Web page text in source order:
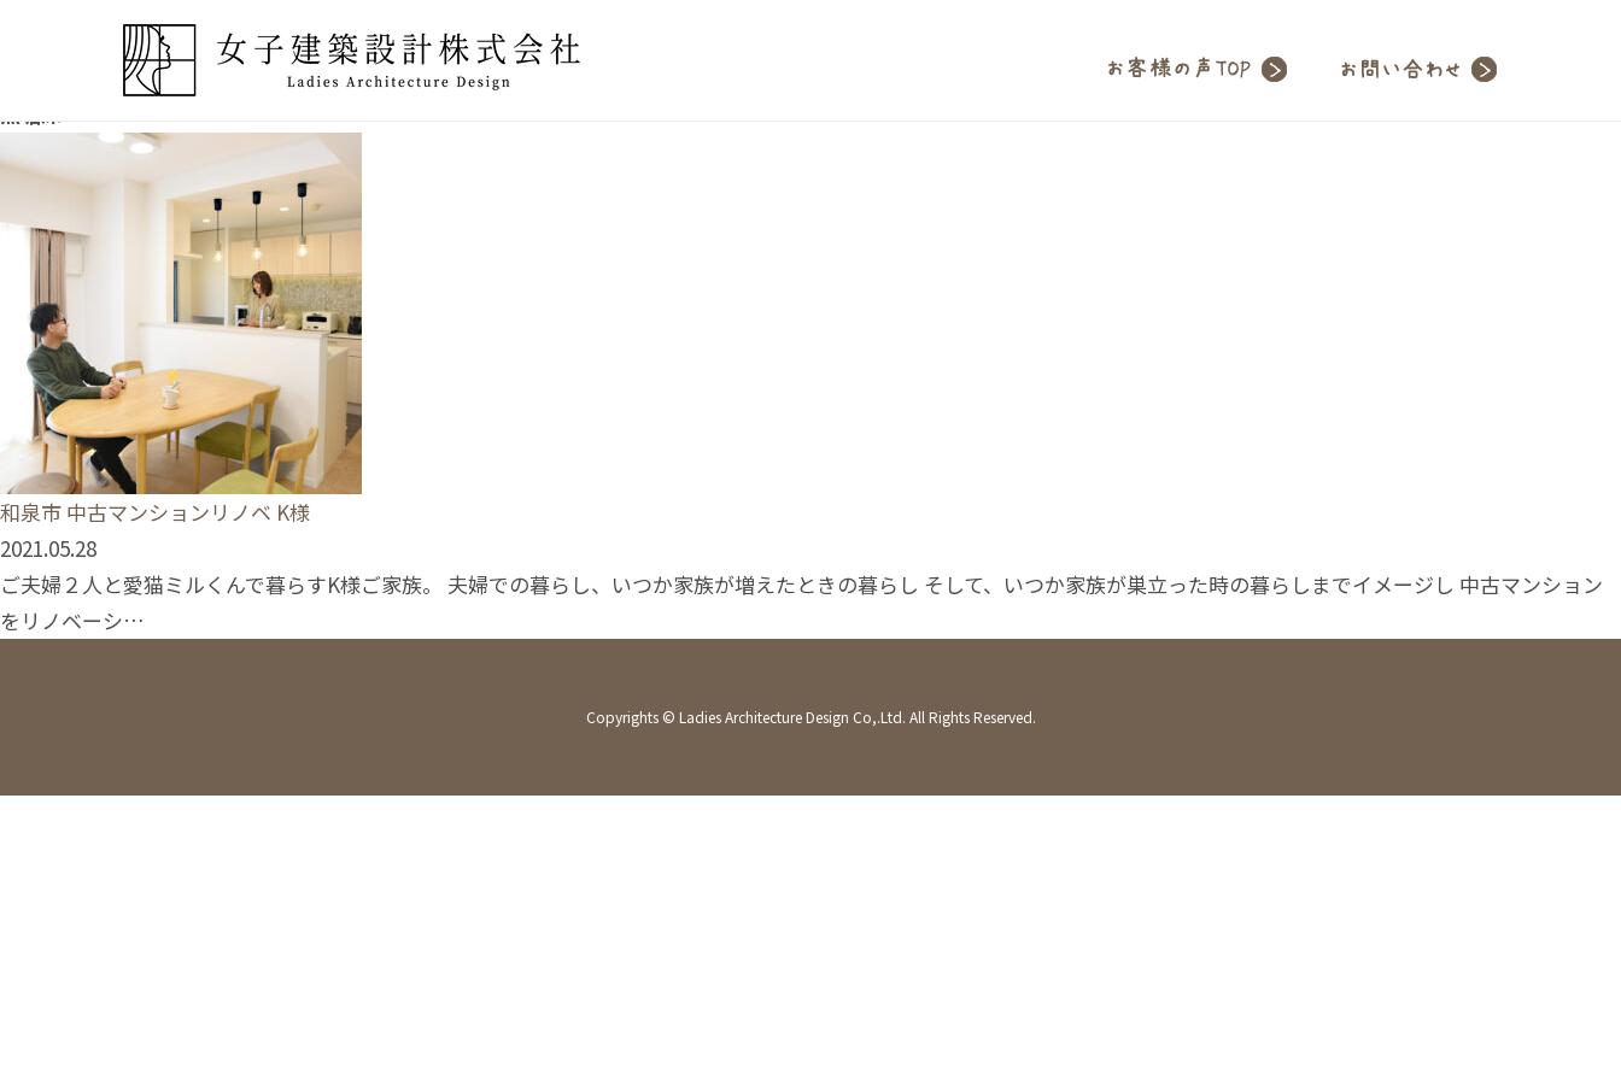
無垢床
和泉市 中古マンションリノベ K様
2021.05.28
ご夫婦２人と愛猫ミルくんで暮らすK様ご家族。 夫婦での暮らし、いつか家族が増えたときの暮らし そして、いつか家族が巣立った時の暮らしまでイメージし 中古マンション
をリノベーシ…
Copyrights © Ladies Architecture Design Co,.Ltd. All Rights Reserved.